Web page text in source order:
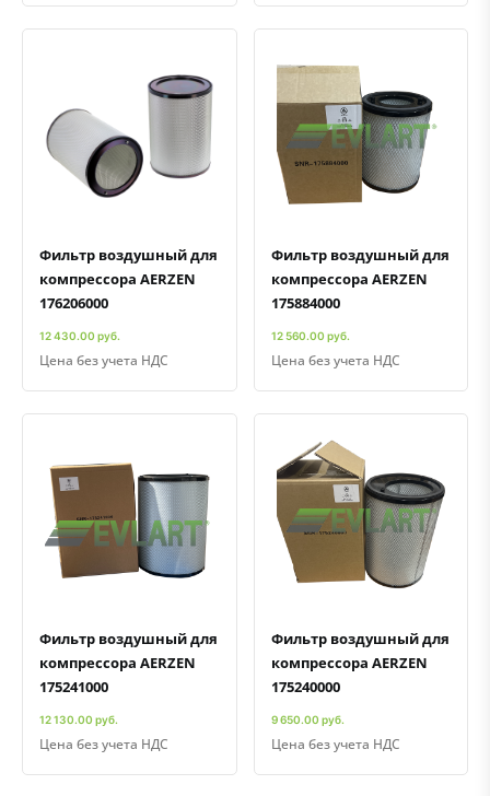
Быстрый просмотрДобавить к сравнению
Добавить в избранное
Фильтр воздушный для
компрессора AERZEN
176206000
12 430.00 руб.
Цена без учета НДС
Быстрый просмотрДобавить к сравнению
Добавить в избранное
Фильтр воздушный для
компрессора AERZEN
175884000
12 560.00 руб.
Цена без учета НДС
Быстрый просмотрДобавить к сравнению
Добавить в избранное
Фильтр воздушный для
компрессора AERZEN
175241000
12 130.00 руб.
Цена без учета НДС
Быстрый просмотрДобавить к сравнению
Добавить в избранное
Фильтр воздушный для
компрессора AERZEN
175240000
9 650.00 руб.
Цена без учета НДС